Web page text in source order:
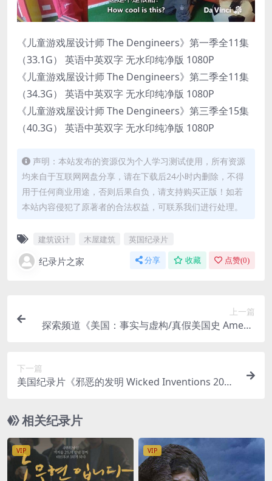
《儿童游戏屋设计师 The Dengineers》第一季全11集
（33.1G） 英语中英双字 无水印纯净版 1080P
《儿童游戏屋设计师 The Dengineers》第二季全11集
（34.3G） 英语中英双字 无水印纯净版 1080P
《儿童游戏屋设计师 The Dengineers》第三季全15集
（40.3G） 英语中英双字 无水印纯净版 1080P
声明：本站发布的资源仅为个人学习测试使用，所有资源
均来自于互联网网盘分享，请在下载后24小时内删除，不得
用于任何商业用途，否则后果自负，请支持购买正版！如若
本站内容侵犯了原著者的合法权益，可联系我们进行处理。
建筑设计 木屋建筑 英国纪录片
纪录片之家 分享 收藏 点赞(0)
上一篇
探索频道《美国：事实与虚构/真假美国史 Americ
下一篇
美国纪录片《邪恶的发明 Wicked Inventions 201
0P/MKV/57.2G 邪恶的发明
相关纪录片
VIP VIP